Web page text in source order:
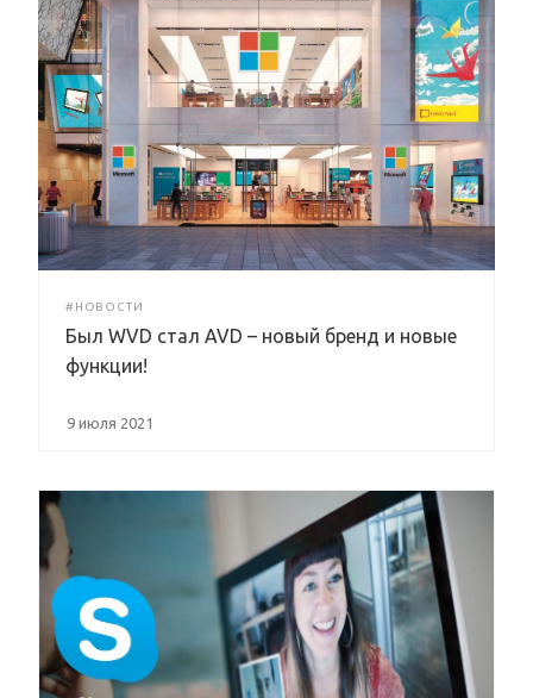
#НОВОСТИ
Был WVD стал AVD – новый бренд и новые
функции!
9 июля 2021